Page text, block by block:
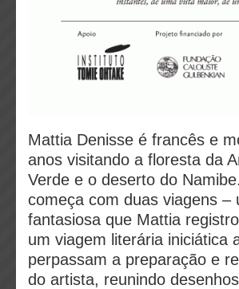
Mattia Denisse é francês e
anos visitando a floresta da
Verde e o deserto do
começa com duas viagens
fantasiosa que Mattia
um viagem literária iniciática
perpassam a preparação e
do artista, reunindo